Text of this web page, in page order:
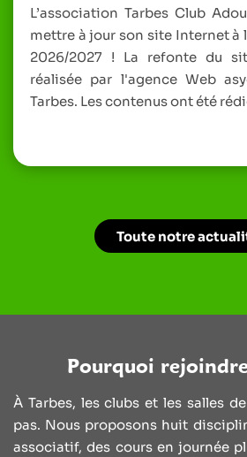
L’association Tarbes Club
mettre à jour son site Internet à
2026/2027 ! La refonte du
réalisée par l'agence Web
Tarbes. Les contenus ont été
Toute notre
Pourquoi
À Tarbes, les clubs et les salles
pas. Nous proposons huit
associatif, des cours en journée